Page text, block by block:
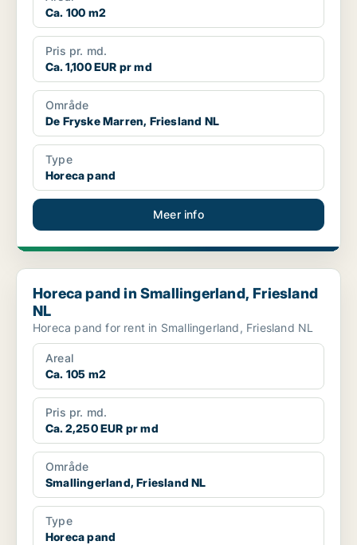
Ca. 100 m2
Pris pr. md.
Ca. 1,100 EUR pr md
Område
De Fryske Marren, Friesland NL
Type
Horeca pand
Meer info
Horeca pand in Smallingerland, Friesland NL
Horeca pand in Smallingerland, Friesland
NL
Horeca pand for rent in Smallingerland, Friesland NL
Areal
Ca. 105 m2
Pris pr. md.
Ca. 2,250 EUR pr md
Område
Smallingerland, Friesland NL
Type
Horeca pand